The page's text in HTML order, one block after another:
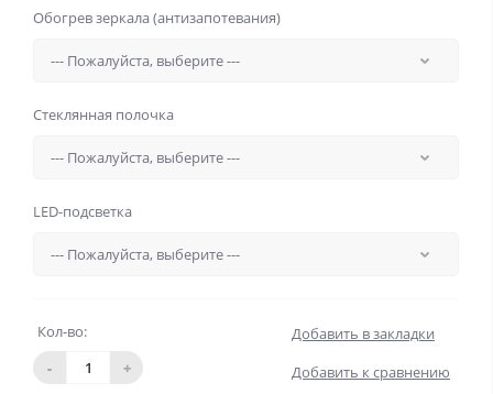
Обогрев зеркала (антизапотевания)
Стеклянная полочка
LED-подсветка
Кол-во:
-
+
Добавить в закладки
Добавить к сравнению